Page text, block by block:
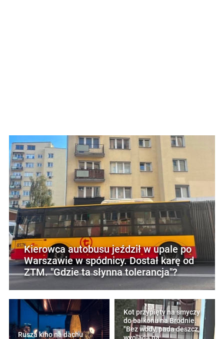
Kierowca autobusu jeździł w upale po
Warszawie w spódnicy. Dostał karę od
ZTM. "Gdzie ta słynna tolerancja"?
Rusza kino na dachu
Kot przypięty na smyczy
do balkonu na Bródnie.
"Bez wody, pada deszcz,